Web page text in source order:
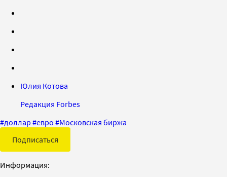
Юлия Котова
Редакция Forbes
#доллар #евро #Московская биржа
Подписаться
Информация: